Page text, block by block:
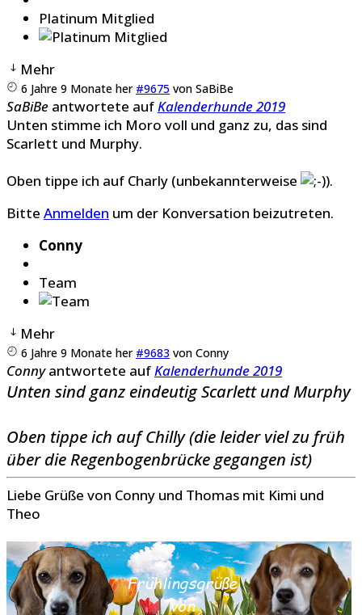
Platinum Mitglied
Mehr
6 Jahre 9 Monate her #9675 vonSaBiBe
SaBiBe antwortete aufKalenderhunde 2019
Unten stimme ich Moro voll und ganz zu, das sind
Scarlett und Murphy.
Oben tippe ich auf Charly (unbekannterweise
).
Bitte Anmelden um der Konversation beizutreten.
Conny
Team
Mehr
6 Jahre 9 Monate her #9683 vonConny
Connyantwortete aufKalenderhunde 2019
Unten sind ganz eindeutig Scarlett und Murphy
Oben tippe ich auf Chilly (die leider viel zu früh
über die Regenbogenbrücke gegangen ist)
Liebe Grüße von Conny und Thomas mit Kimi und
Theo